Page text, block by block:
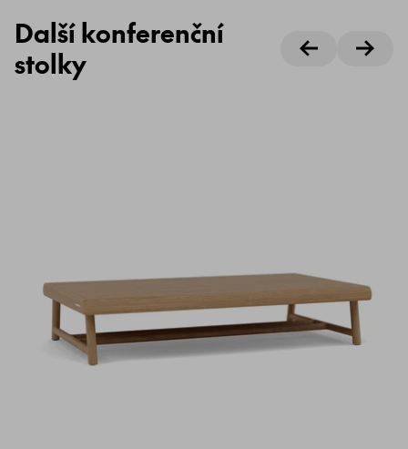
Další konferenční
stolky